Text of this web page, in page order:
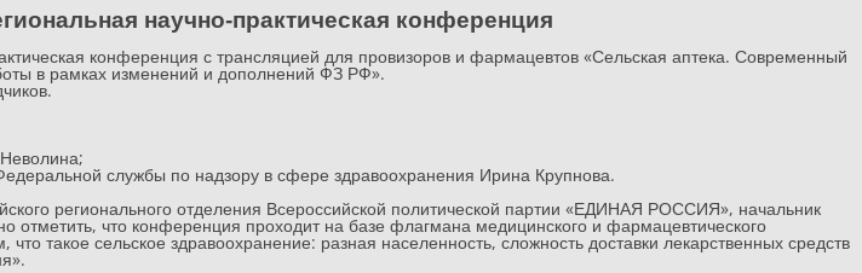
научно-практическая конференция
конференция с трансляцией для провизоров и фармацевтов «Сельская аптека. Современный
в рамках изменений и дополнений ФЗ РФ».
службы по надзору в сфере здравоохранения Ирина Крупнова.
регионального отделения Всероссийской политической партии «ЕДИНАЯ РОССИЯ», начальник
что конференция проходит на базе флагмана медицинского и фармацевтического
такое сельское здравоохранение: разная населенность, сложность доставки лекарственных средств